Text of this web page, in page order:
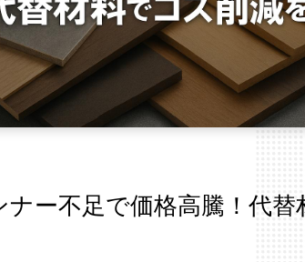
ナー不足で価格高騰！代替